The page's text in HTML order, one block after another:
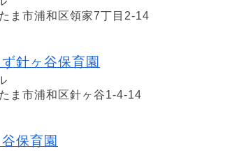
ま市浦和区領家7丁目2-14
ず針ヶ谷保育園
ま市浦和区針ヶ谷1-4-14
保育園